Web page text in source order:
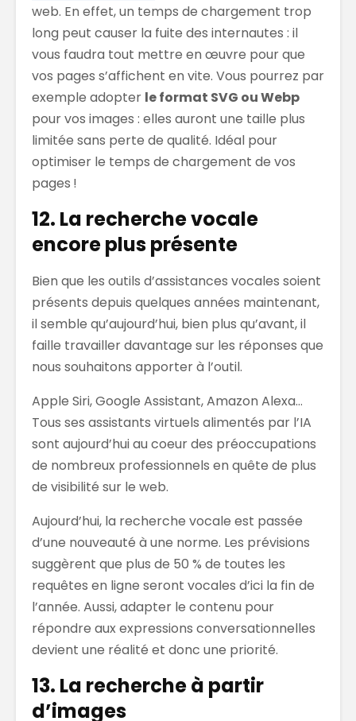
web. En effet, un temps de chargement trop
long peut causer la fuite des internautes : il
vous faudra tout mettre en œuvre pour que
vos pages s’affichent en vite. Vous pourrez par
exemple adopter le format SVG ou Webp
pour vos images : elles auront une taille plus
limitée sans perte de qualité. Idéal pour
optimiser le temps de chargement de vos
pages !
12. La recherche vocale
encore plus présente
Bien que les outils d’assistances vocales soient
présents depuis quelques années maintenant,
il semble qu’aujourd’hui, bien plus qu’avant, il
faille travailler davantage sur les réponses que
nous souhaitons apporter à l’outil.
Apple Siri, Google Assistant, Amazon Alexa…
Tous ses assistants virtuels alimentés par l’IA
sont aujourd’hui au coeur des préoccupations
de nombreux professionnels en quête de plus
de visibilité sur le web.
Aujourd’hui, la recherche vocale est passée
d’une nouveauté à une norme. Les prévisions
suggèrent que plus de 50 % de toutes les
requêtes en ligne seront vocales d’ici la fin de
l’année. Aussi, adapter le contenu pour
répondre aux expressions conversationnelles
devient une réalité et donc une priorité.
13. La recherche à partir
d’images